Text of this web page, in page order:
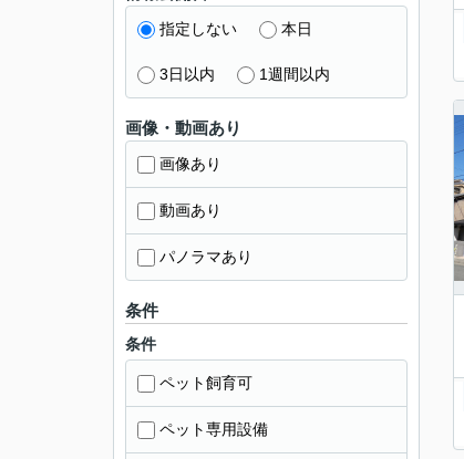
指定しない 本日
3日以内 1週間以内
画像・動画あり
画像あり
動画あり
パノラマあり
条件
条件
ペット飼育可
ペット専用設備